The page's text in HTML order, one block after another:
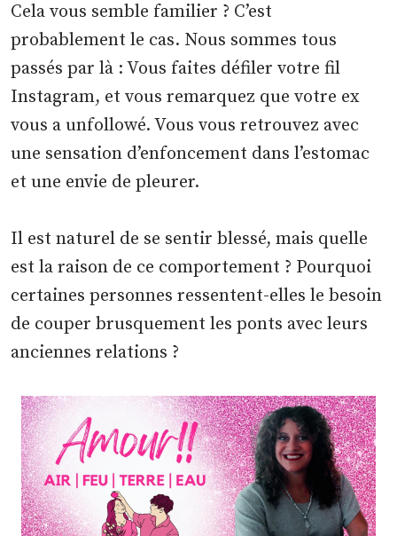
Cela vous semble familier ? C’est
probablement le cas. Nous sommes tous
passés par là : Vous faites défiler votre fil
Instagram, et vous remarquez que votre ex
vous a unfollowé. Vous vous retrouvez avec
une sensation d’enfoncement dans l’estomac
et une envie de pleurer.
Il est naturel de se sentir blessé, mais quelle
est la raison de ce comportement ? Pourquoi
certaines personnes ressentent-elles le besoin
de couper brusquement les ponts avec leurs
anciennes relations ?